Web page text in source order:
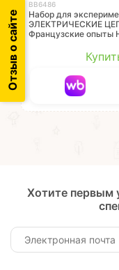
ВВ6486
Набор для
ЭЛЕКТРИЧЕСКИЕ
Французские опыты
Отзыв о сайте
Хотите первым